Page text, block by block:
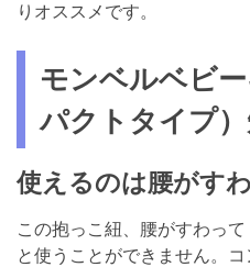
りオススメです。
モンベルベビ
パクトタイプ）
使えるのは腰がす
この抱っこ紐、腰がすわっ
と使うことができません。